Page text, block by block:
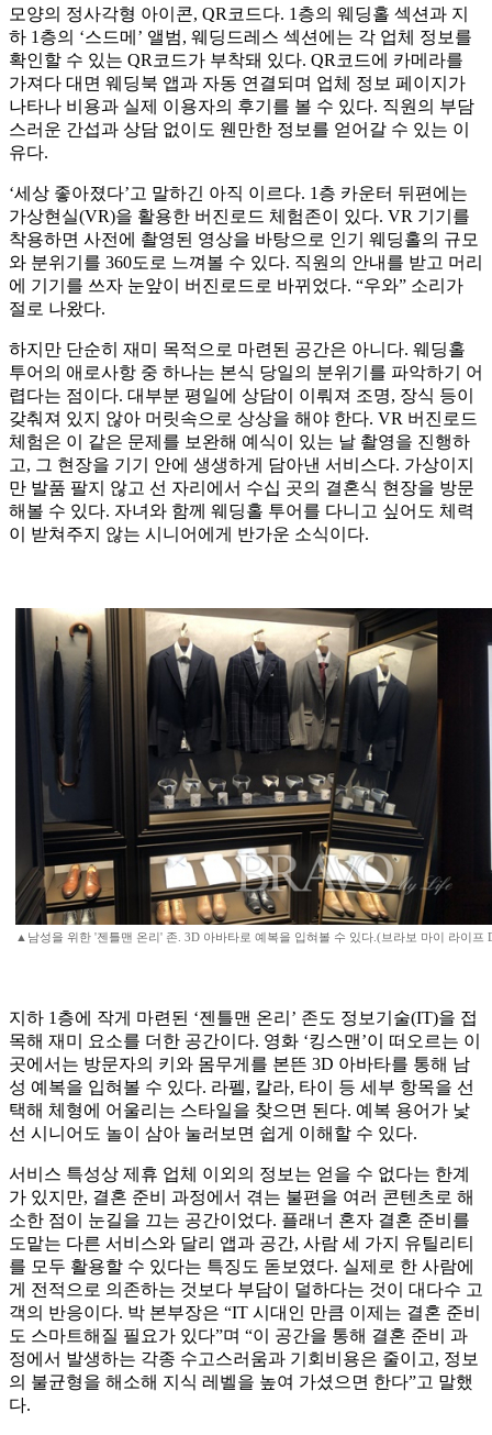
모양의 정사각형 아이콘, QR코드다. 1층의 웨딩홀 섹션과 지
하 1층의 ‘스드메’ 앨범, 웨딩드레스 섹션에는 각 업체 정보를
확인할 수 있는 QR코드가 부착돼 있다. QR코드에 카메라를
가져다 대면 웨딩북 앱과 자동 연결되며 업체 정보 페이지가
나타나 비용과 실제 이용자의 후기를 볼 수 있다. 직원의 부담
스러운 간섭과 상담 없이도 웬만한 정보를 얻어갈 수 있는 이
유다.
‘세상 좋아졌다’고 말하긴 아직 이르다. 1층 카운터 뒤편에는
가상현실(VR)을 활용한 버진로드 체험존이 있다. VR 기기를
착용하면 사전에 촬영된 영상을 바탕으로 인기 웨딩홀의 규모
와 분위기를 360도로 느껴볼 수 있다. 직원의 안내를 받고 머리
에 기기를 쓰자 눈앞이 버진로드로 바뀌었다. “우와” 소리가
절로 나왔다.
하지만 단순히 재미 목적으로 마련된 공간은 아니다. 웨딩홀
투어의 애로사항 중 하나는 본식 당일의 분위기를 파악하기 어
렵다는 점이다. 대부분 평일에 상담이 이뤄져 조명, 장식 등이
갖춰져 있지 않아 머릿속으로 상상을 해야 한다. VR 버진로드
체험은 이 같은 문제를 보완해 예식이 있는 날 촬영을 진행하
고, 그 현장을 기기 안에 생생하게 담아낸 서비스다. 가상이지
만 발품 팔지 않고 선 자리에서 수십 곳의 결혼식 현장을 방문
해볼 수 있다. 자녀와 함께 웨딩홀 투어를 다니고 싶어도 체력
이 받쳐주지 않는 시니어에게 반가운 소식이다.
▲남성을 위한 '젠틀맨 온리' 존. 3D 아바타로 예복을 입혀볼 수 있다.(브라보 마이 라이프
지하 1층에 작게 마련된 ‘젠틀맨 온리’ 존도 정보기술(IT)을 접
목해 재미 요소를 더한 공간이다. 영화 ‘킹스맨’이 떠오르는 이
곳에서는 방문자의 키와 몸무게를 본뜬 3D 아바타를 통해 남
성 예복을 입혀볼 수 있다. 라펠, 칼라, 타이 등 세부 항목을 선
택해 체형에 어울리는 스타일을 찾으면 된다. 예복 용어가 낯
선 시니어도 놀이 삼아 눌러보면 쉽게 이해할 수 있다.
서비스 특성상 제휴 업체 이외의 정보는 얻을 수 없다는 한계
가 있지만, 결혼 준비 과정에서 겪는 불편을 여러 콘텐츠로 해
소한 점이 눈길을 끄는 공간이었다. 플래너 혼자 결혼 준비를
도맡는 다른 서비스와 달리 앱과 공간, 사람 세 가지 유틸리티
를 모두 활용할 수 있다는 특징도 돋보였다. 실제로 한 사람에
게 전적으로 의존하는 것보다 부담이 덜하다는 것이 대다수 고
객의 반응이다. 박 본부장은 “IT 시대인 만큼 이제는 결혼 준비
도 스마트해질 필요가 있다”며 “이 공간을 통해 결혼 준비 과
정에서 발생하는 각종 수고스러움과 기회비용은 줄이고, 정보
의 불균형을 해소해 지식 레벨을 높여 가셨으면 한다”고 말했
다.